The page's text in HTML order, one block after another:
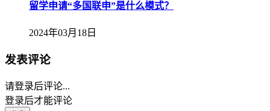
留学申请“多国联申”是什么模式？
2024年03月18日
发表评论
请登录后评论...
登录后才能评论